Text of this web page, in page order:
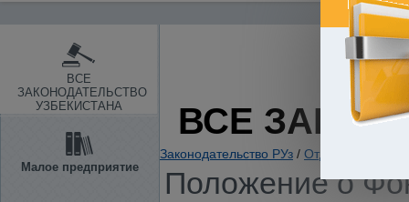
ВСЕ
ЗАКОНОДАТЕЛЬСТВО
УЗБЕКИСТАНА
Малое предприятие
ВСЕ
Законодательство РУз / Отдельные
Положение о